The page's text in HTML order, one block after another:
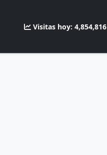
Visitas hoy: 4,854,816